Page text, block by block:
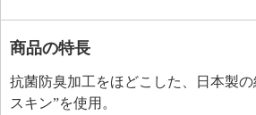
商品の特長
抗菌防臭加工をほどこした、日本製
スキン”を使用。